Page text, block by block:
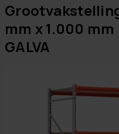
mm x 1.000
GALVA